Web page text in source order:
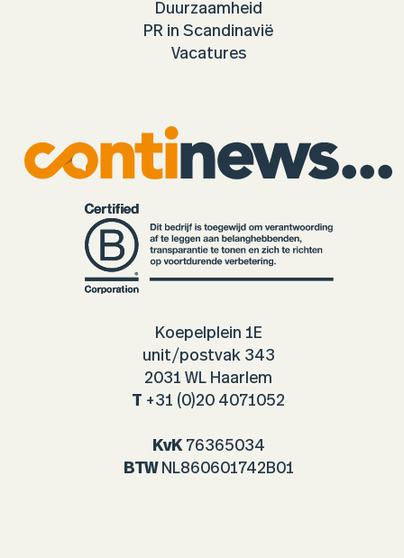
Duurzaamheid
PR in Scandinavië
Vacatures
Koepelplein 1E
unit/postvak 343
2031 WL Haarlem
T+31 (0)20 4071052
KvK76365034
BTWNL860601742B01